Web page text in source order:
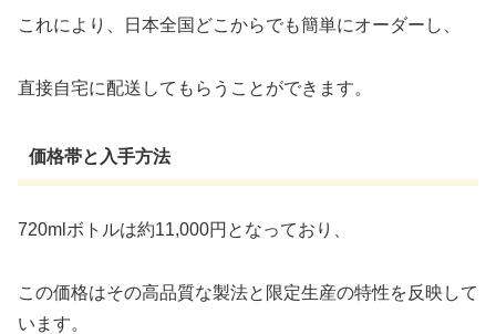
これにより、日本全国どこからでも簡単にオーダーし、
直接自宅に配送してもらうことができます。
価格帯と入手方法
720mlボトルは約11,000円となっており、
この価格はその高品質な製法と限定生産の特性を反映して
います。